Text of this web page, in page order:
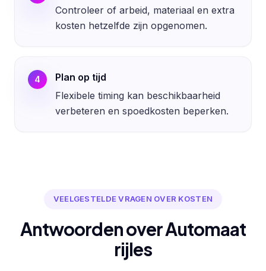
Controleer of arbeid, materiaal en extra
kosten hetzelfde zijn opgenomen.
4
Plan op tijd
Flexibele timing kan beschikbaarheid
verbeteren en spoedkosten beperken.
VEELGESTELDE VRAGEN OVER KOSTEN
Antwoorden over Automaat
rijles